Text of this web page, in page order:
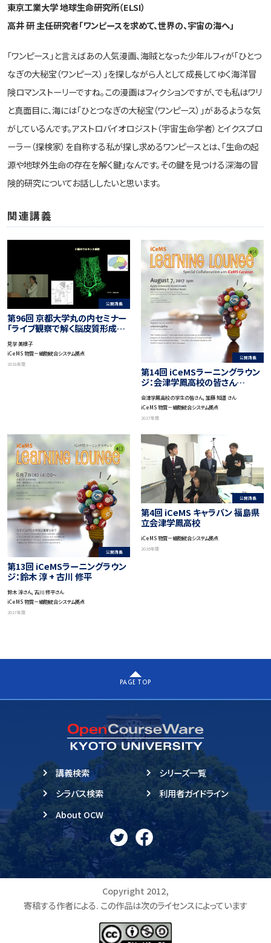
東京工業大学 地球生命研究所（ELSI）
高井 研 主任研究者「ワンピースを求めて、世界の、宇宙の海へ」
「ワンピース」と言えばあの人気漫画、海賊となった少年ルフィが「ひとつ
なぎの大秘宝（ワンピース）」を探しながら人として成長してゆく海洋冒
険ロマンストーリーですね。この漫画はフィクションですが、でも私はワリ
と真面目に、海には「ひとつなぎの大秘宝（ワンピース）」があるような気
がしているんです。アストロバイオロジスト（宇宙生命学者）とイクスプロ
ーラー（探検家）を自称する私が探し求めるワンピースとは、「生命の起
源や地球外生命の存在を解く鍵」なんです。その鍵を見つける深海の冒
険的研究についてお話ししたいと思います。
関連講義
公開講義
第96回 京都大学丸の内セミナー
「ライブ観察で解く脳皮質形成の
メカニズム」
見学 美根子
iCeMS 物質－細胞統合システム拠点
2018年度
公開講義
第14回 iCeMSラーニングラウン
ジ：会津学鳳高校の皆さん
（iCeMSキャラバンスペシャルコ
ラボ企画）
会津学鳳高校の学生の皆さん, 加藤 知道 さん
iCeMS 物質－細胞統合システム拠点
2017年度
公開講義
第13回 iCeMSラーニングラウン
ジ：鈴木 淳 + 古川 修平
鈴木 淳さん, 古川 修平さん
iCeMS 物質－細胞統合システム拠点
2017年度
公開講義
第4回 iCeMS キャラバン 福島県
立会津学鳳高校
iCeMS 物質－細胞統合システム拠点
2016年度
PAGE TOP
講義検索
シラバス検索
About OCW
シリーズ一覧
利用者ガイドライン
Copyright 2012,
寄稿する作者による. この作品は次のライセンスによっています